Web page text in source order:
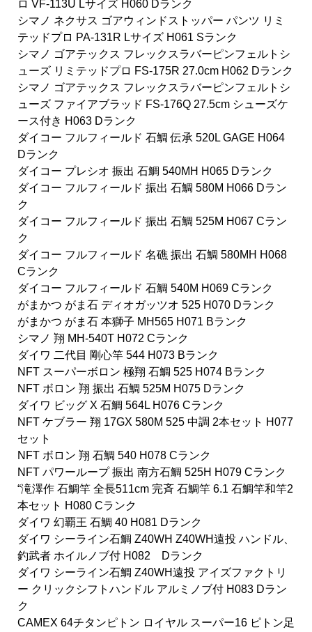
ロ VF-113U Lサイズ H060 Dランク
シマノ ネクサス ゴアウィンドストッパー パンツ リミ
テッドプロ PA-131R Lサイズ H061 Sランク
シマノ ゴアテックス フレックスラバーピンフェルトシ
ューズ リミテッドプロ FS-175R 27.0cm H062 Dランク
シマノ ゴアテックス フレックスラバーピンフェルトシ
ューズ ファイアブラッド FS-176Q 27.5cm シューズケ
ース付き H063 Dランク
ダイコー フルフィールド 石鯛 伝承 520L GAGE H064
Dランク
ダイコー プレシオ 振出 石鯛 540MH H065 Dランク
ダイコー フルフィールド 振出 石鯛 580M H066 Dラン
ク
ダイコー フルフィールド 振出 石鯛 525M H067 Cラン
ク
ダイコー フルフィールド 名礁 振出 石鯛 580MH H068
Cランク
ダイコー フルフィールド 石鯛 540M H069 Cランク
がまかつ がま石 ディオガッツオ 525 H070 Dランク
がまかつ がま石 本獅子 MH565 H071 Bランク
シマノ 翔 MH-540T H072 Cランク
ダイワ 二代目 剛心竿 544 H073 Bランク
NFT スーパーボロン 極翔 石鯛 525 H074 Bランク
NFT ボロン 翔 振出 石鯛 525M H075 Dランク
ダイワ ビッグ X 石鯛 564L H076 Cランク
NFT ケブラー 翔 17GX 580M 525 中調 2本セット H077
セット
NFT ボロン 翔 石鯛 540 H078 Cランク
NFT パワーループ 振出 南方石鯛 525H H079 Cランク
“滝澤作 石鯛竿 全長511cm 完斉 石鯛竿 6.1 石鯛竿和竿2
本セット H080 Cランク
ダイワ 幻覇王 石鯛 40 H081 Dランク
ダイワ シーライン石鯛 Z40WH Z40WH遠投 ハンドル、
釣武者 ホイルノブ付 H082 Dランク
ダイワ シーライン石鯛 Z40WH遠投 アイズファクトリ
ー クリックシフトハンドル アルミノブ付 H083 Dラン
ク
CAMEX 64チタンピトン ロイヤル スーパー16 ピトン足